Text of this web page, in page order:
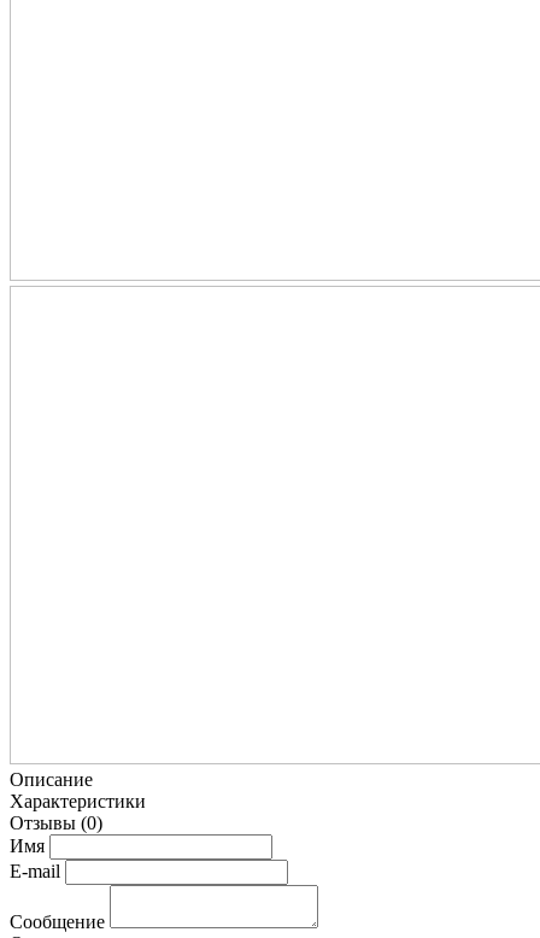
Описание
Характеристики
Отзывы (0)
Имя
E-mail
Сообщение